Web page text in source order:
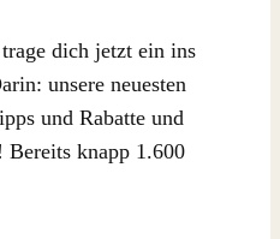
dich jetzt ein ins
unsere neuesten
und Rabatte und
Bereits knapp 1.600